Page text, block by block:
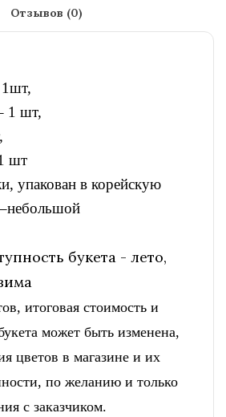
Отзывов (0)
1шт,
1 шт,
шт
упакован в корейскую
букета - лето,
итоговая стоимость и
может быть изменена,
цветов в магазине и их
по желанию и только
с заказчиком.